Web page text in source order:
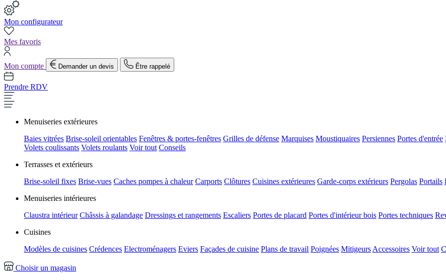
Mon configurateur
Mes favoris
Mon compte Demander un devis Être rappelé
Prendre RDV
Menuiseries extérieures
Baies vitrées Brise-soleil orientables Fenêtres & portes-fenêtres Grilles de défense Marquises Moustiquaires Persiennes Portes d'entrée
Volets coulissants Volets roulants Voir tout Conseils
Terrasses et extérieurs
Brise-soleil fixes Brise-vues Caches pompes à chaleur Carports Clôtures Cuisines extérieures Garde-corps extérieurs Pergolas Portails
Menuiseries intérieures
Claustra intérieur Châssis à galandage Dressings et rangements Escaliers Portes de placard Portes d'intérieur bois Portes techniques
Cuisines
Modèles de cuisines Crédences Electroménagers Eviers Façades de cuisine Plans de travail Poignées Mitigeurs Accessoires Voir tout
Choisir un magasin